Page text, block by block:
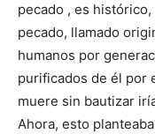
pecado , es
pecado, llamado
humanos por
purificados de él por
muere sin bautizar
Ahora, esto